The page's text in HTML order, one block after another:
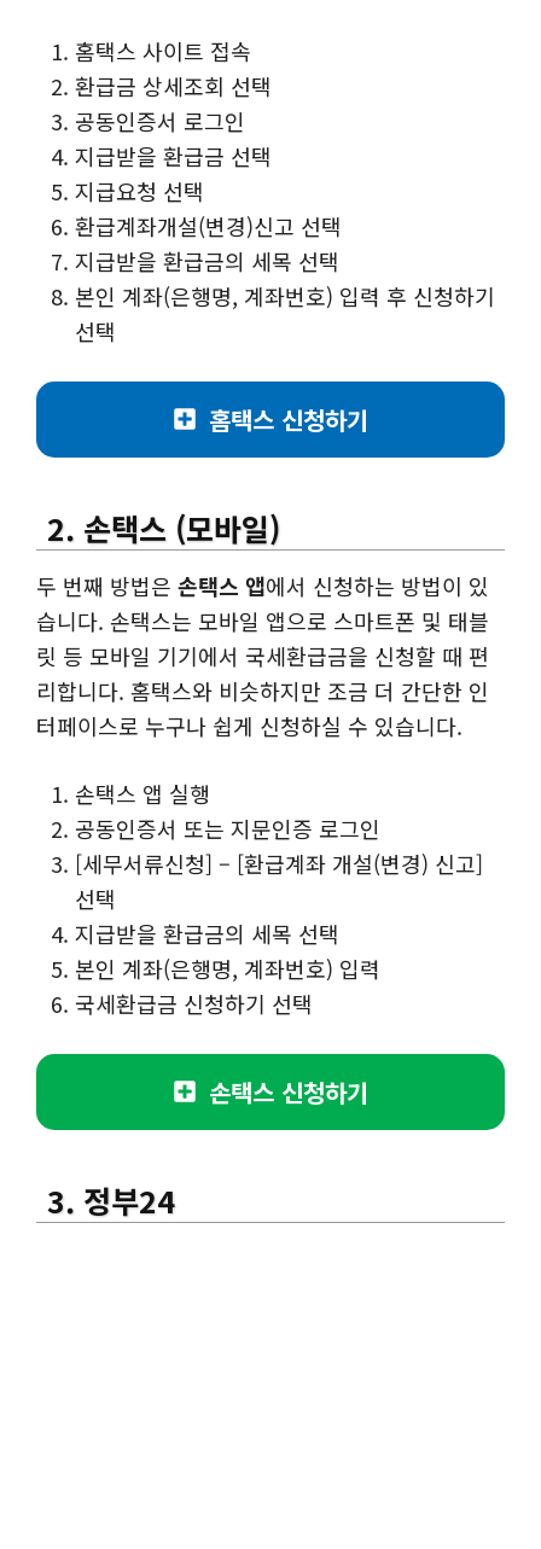
홈택스 사이트 접속
환급금 상세조회 선택
공동인증서 로그인
지급받을 환급금 선택
지급요청 선택
환급계좌개설(변경)신고 선택
지급받을 환급금의 세목 선택
본인 계좌(은행명, 계좌번호) 입력 후 신청하기
선택
홈택스 신청하기
2. 손택스 (모바일)
두 번째 방법은 손택스 앱에서 신청하는 방법이 있
습니다. 손택스는 모바일 앱으로 스마트폰 및 태블
릿 등 모바일 기기에서 국세환급금을 신청할 때 편
리합니다. 홈택스와 비슷하지만 조금 더 간단한 인
터페이스로 누구나 쉽게 신청하실 수 있습니다.
손택스 앱 실행
공동인증서 또는 지문인증 로그인
[세무서류신청] – [환급계좌 개설(변경) 신고]
선택
지급받을 환급금의 세목 선택
본인 계좌(은행명, 계좌번호) 입력
국세환급금 신청하기 선택
손택스 신청하기
3. 정부24